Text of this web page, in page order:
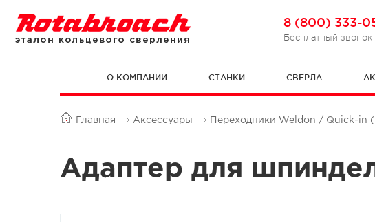
8 (800) 333-
Бесплатный звонок
О КОМПАНИИ СТАНКИ СВЕРЛА
Главная Аксессуары Переходники Weldon / Quick-in
Адаптер для